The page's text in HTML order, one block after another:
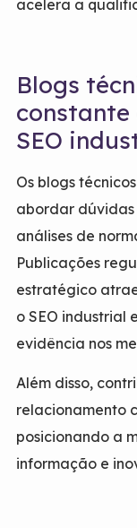
acelera a
Blogs
SEO
Os blogs
abordar dúvidas
análises de
Publicações
estratégico
o SEO industrial
evidência nos
Além disso,
relacionamento
posicionando a
informação e